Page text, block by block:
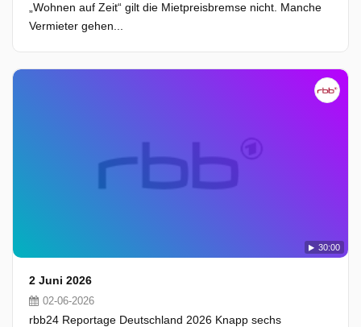
„Wohnen auf Zeit“ gilt die Mietpreisbremse nicht. Manche
Vermieter gehen...
30:00
2 Juni 2026
02-06-2026
rbb24 Reportage Deutschland 2026 Knapp sechs